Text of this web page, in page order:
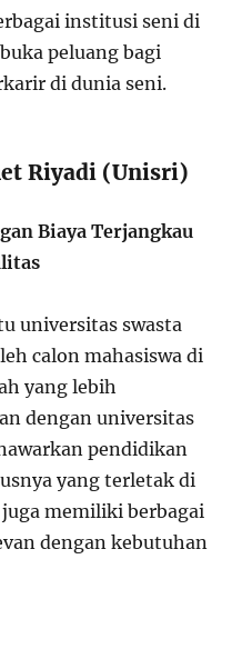
institusi seni di
peluang bagi
di dunia seni.
Riyadi (Unisri)
Biaya Terjangkau
universitas swasta
calon mahasiswa di
yang lebih
dengan universitas
pendidikan
yang terletak di
juga memiliki berbagai
dengan kebutuhan